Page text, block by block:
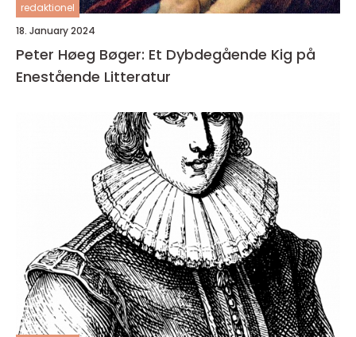
redaktionel
18. January 2024
Peter Høeg Bøger: Et Dybdegående Kig på
Enestående Litteratur